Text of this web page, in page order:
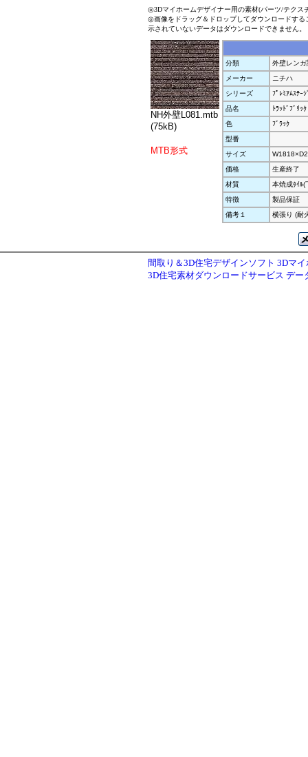
◎3Dマイホームデザイナー用の素材(パーツ/テクス
◎画像をドラッグ＆ドロップしてダウンロードす
示されていないデータはダウンロードできません。
NH外壁L081.mtb
(75kB)
MTB形式
分類
外壁レンガ
メーカー
ニチハ
シリーズ
ﾌﾟﾚﾐｱﾑｽﾃｰｼ
品名
ﾄﾗｯﾄﾞﾌﾞﾘｯｸ
色
ﾌﾞﾗｯｸ
型番
サイズ
価格
生産終了
材質
本焼成ﾀｲﾙ(
特徴
製品保証
備考１
横張り (耐
間取り＆3D住宅デザインソフト 3Dマ
3D住宅素材ダウンロードサービス デー